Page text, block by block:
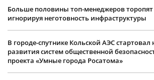
Больше половины топ-менеджеров
игнорируя неготовность инфраструктуры
В городе-спутнике Кольской АЭС
развития систем общественной
проекта «Умные города Росатома»